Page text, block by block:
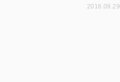
2016.09.29